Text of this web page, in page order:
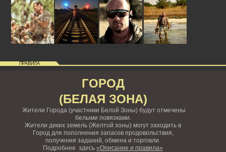
ПРАВИЛА
ГОРОД
(БЕЛАЯ ЗОНА)
Жители Города (участники Белой Зоны) будут отмечены
белыми повязками.
Жители диких земель (Желтой зоны) могут заходить в
Город для пополнения запасов продовольствия,
получения заданий, обмена и торговли.
Подробнее здесь «Описание и правила»